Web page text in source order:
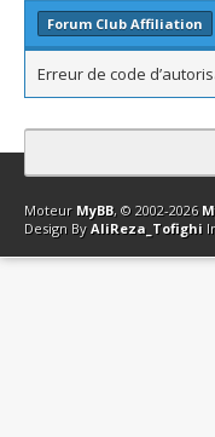
Forum Club Affiliation
Erreur de code
Contact Club
Moteur MyBB, © 2002-2026
Design By AliReza_Tofighi